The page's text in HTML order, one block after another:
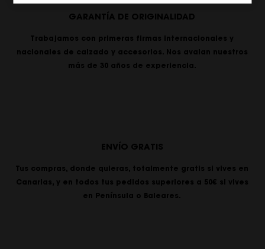
GARANTÍA DE ORIGINALIDAD
Trabajamos con primeras firmas internacionales y
nacionales de calzado y accesorios. Nos avalan nuestros
más de 30 años de experiencia.
ENVÍO GRATIS
Tus compras, donde quieras, totalmente gratis si vives en
Canarias, y en todos tus pedidos superiores a 50€ si vives
en Península o Baleares.
mostrar anuncios relevantes y atractivos para el
usuario individual, y por lo tanto, más valiosos para